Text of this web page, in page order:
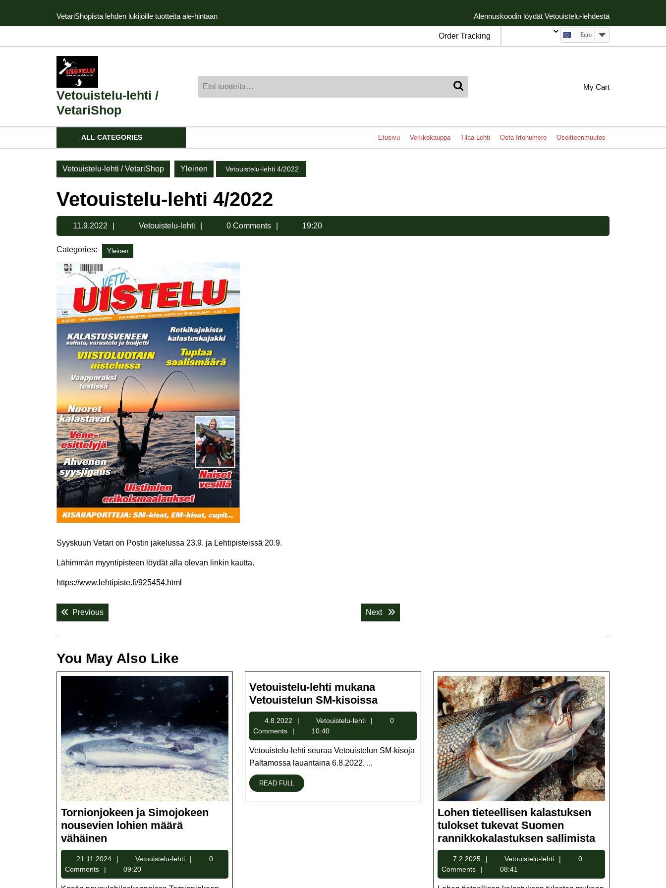
content
VetariShopista lehden lukijoille tuotteita ale-hintaan Alennuskoodin löydät Vetouistelu-lehdestä
Order Tracking Euro
Vetouistelu-lehti /
VetariShop
My Cartshopping
ALL CATEGORIES Etusivu Verkkokauppa Tilaa Lehti Osta Irtonumero Osoitteenmuutos
Vetouistelu-lehti / VetariShop Yleinen Vetouistelu-lehti 4/2022
Vetouistelu-lehti 4/2022
11.9.2022 11.9.2022
Vetouistelu-lehti
Vetouistelu-
lehti
0 Comments 19:20
Categories: Yleinen
Syyskuun Vetari on Postin jakelussa 23.9. ja Lehtipisteissä 20.9.
Lähimmän myyntipisteen löydät alla olevan linkin kautta.
https://www.lehtipiste.fi/925454.html
Artikkelien
selaus
PreviousPrevious post: Next Next post:
You May Also Like
Tornionjokeen ja Simojokeen
nousevien lohien määrä
vähäinen
ja
Simojokeen
nousevien
21.11.2024 21.11.2024
Vetouistelu-lehti
Vetouistelu-
0
Comments
09:20
Vetouistelu-lehti mukana
Vetouistelun SM-kisoissa
lehti
mukana
Vetouistelun
SM-
4.8.2022 4.8.2022Vetouistelu-lehti
Vetouistelu-
0
Comments
10:40
Vetouistelu-lehti seuraa Vetouistelun SM-kisoja
Paltamossa lauantaina 6.8.2022. ...
READ FULL
READ
FULL
Lohen tieteellisen kalastuksen
tulokset tukevat Suomen
rannikkokalastuksen sallimistaLohen
tieteellisen
tulokset
7.2.2025 7.2.2025Vetouistelu-lehti
Vetouistelu-
0
Comments
08:41